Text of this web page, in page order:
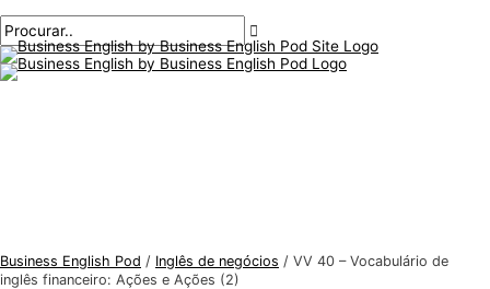
para
o
conteúdo
principal
Business English Pod / Inglês de negócios / VV 40 – Vocabulário de
inglês financeiro: Ações e Ações (2)
navegação
aqui..
mail*
T
ó
p
i
P
r
o